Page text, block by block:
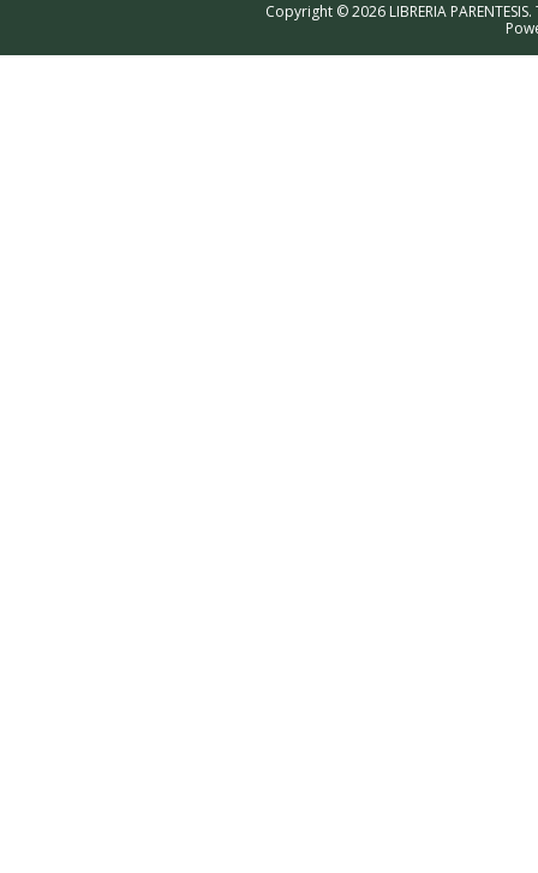
Copyright © 2026 LIBRERIA